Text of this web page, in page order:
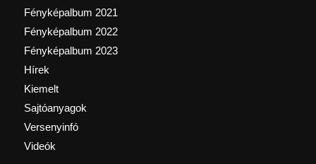
Fényképalbum 2021
Fényképalbum 2022
Fényképalbum 2023
Hírek
Kiemelt
Sajtóanyagok
Versenyinfó
Videók